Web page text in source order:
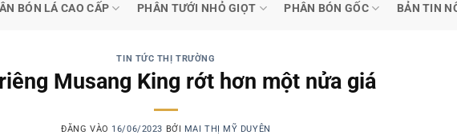
BÓN LÁ CAO CẤP PHÂN TƯỚI NHỎ GIỌT PHÂN BÓN GỐC BẢN TIN
TIN TỨC THỊ TRƯỜNG
Musang King rớt hơn một nửa giá
ĐĂNG VÀO 16/06/2023 BỞI MAI THỊ MỸ DUYÊN